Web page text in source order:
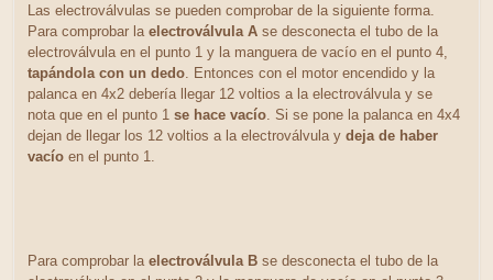
Las electroválvulas se pueden comprobar de la siguiente forma.
Para comprobar la electroválvula A se desconecta el tubo de la
electroválvula en el punto 1 y la manguera de vacío en el punto 4,
tapándola con un dedo . Entonces con el motor encendido y la
palanca en 4x2 debería llegar 12 voltios a la electroválvula y se
nota que en el punto 1 se hace vacío . Si se pone la palanca en 4x4
dejan de llegar los 12 voltios a la electroválvula y deja de haber
vacío en el punto 1.
Para comprobar la electroválvula B se desconecta el tubo de la